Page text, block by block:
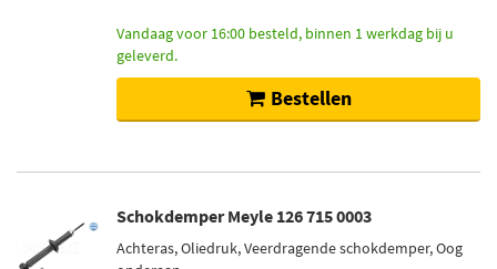
Vandaag voor 16:00 besteld, binnen 1 werkdag bij u
geleverd.
Bestellen
Schokdemper Meyle 126 715 0003
Achteras, Oliedruk, Veerdragende schokdemper, Oog